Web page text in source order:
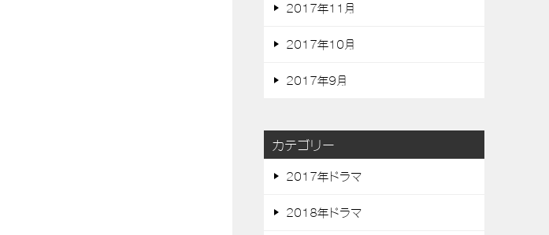
2017年11月
2017年10月
2017年9月
カテゴリー
2017年ドラマ
2018年ドラマ